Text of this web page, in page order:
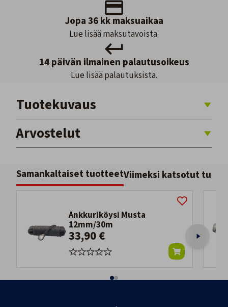
Jopa 36 kk maksuaikaa
Lue lisää maksutavoista.
14 päivän ilmainen palautusoikeus
Lue lisää palautuksista.
Tuotekuvaus
Arvostelut
Samankaltaiset tuotteetViimeksi katsotut
Ankkuriköysi Musta
12mm/30m
33,90 €